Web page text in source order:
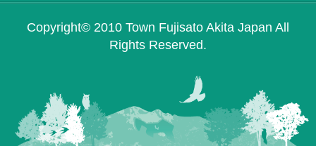
Copyright© 2010 Town Fujisato Akita Japan All
Rights Reserved.